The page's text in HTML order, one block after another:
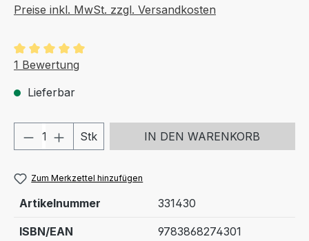
Preise inkl. MwSt. zzgl. Versandkosten
Durchschnittliche Bewertung von 5 von 5 Sternen
1 Bewertung
Lieferbar
Produkt Anzahl: Gib den
Stk IN DEN WARENKORB
Zum Merkzettel hinzufügen
Artikelnummer 331430
ISBN/EAN 9783868274301